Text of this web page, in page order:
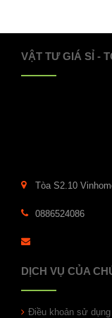
VẬT TƯ GIÁ SỈ -
Tòa S2.10
0886524086
DỊCH VỤ CỦA
Điều khoản sử dụng